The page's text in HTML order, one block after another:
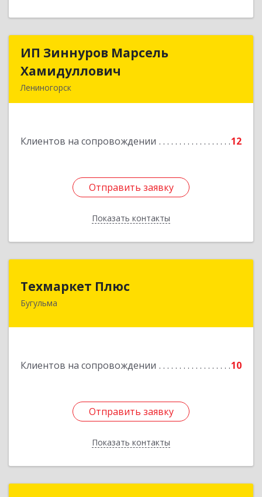
ИП Зиннуров Марсель
Хамидуллович
Лениногорск
Клиентов на сопровождении 12
Отправить заявку
Показать контакты
ИП Зиннуров Марсель
Подробнее
Отправить заявку
Назад
Техмаркет Плюс
Бугульма
Клиентов на сопровождении 10
Отправить заявку
Показать контакты
423231, РТ, Бугульма, ул.Белинского, д.13
Отправить заявку
Назад